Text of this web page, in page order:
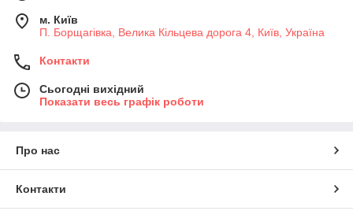
м. Київ
П. Борщагівка, Велика Кільцева дорога 4, Київ, Україна
Контакти
Сьогодні вихідний
Показати весь графік роботи
Про нас
Контакти